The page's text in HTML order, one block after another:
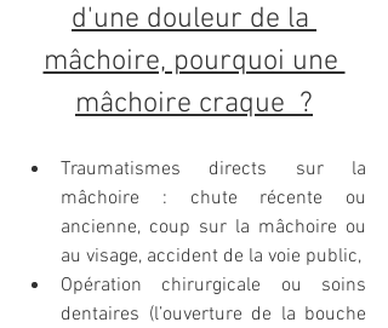
d'une douleur de la
mâchoire, pourquoi une
mâchoire craque  ?
Traumatismes directs sur la
mâchoire : chute récente ou
ancienne, coup sur la mâchoire ou
au visage, accident de la voie public,
Opération chirurgicale ou soins
dentaires (l’ouverture de la bouche